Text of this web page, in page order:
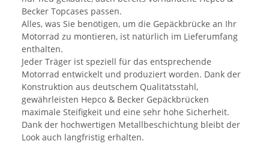
Becker Topcases passen.
Alles, was Sie benötigen, um die Gepäckbrücke an Ihr
Motorrad zu montieren, ist natürlich im Lieferumfang
enthalten.
Jeder Träger ist speziell für das entsprechende
Motorrad entwickelt und produziert worden. Dank der
Konstruktion aus deutschem Qualitätsstahl,
gewährleisten Hepco & Becker Gepäckbrücken
maximale Steifigkeit und eine sehr hohe Sicherheit.
Dank der hochwertigen Metallbeschichtung bleibt der
Look auch langfristig erhalten.